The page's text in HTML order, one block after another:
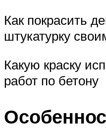
Как покрасить
штукатурку
Какую краску
работ по бетону